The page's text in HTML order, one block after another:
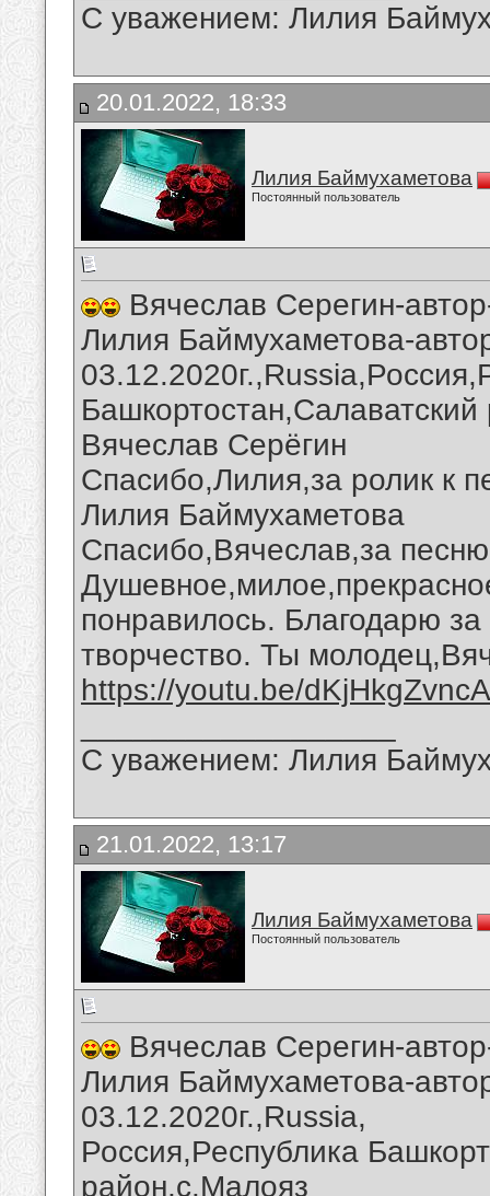
С уважением: Лилия
20.01.2022, 18:33
Лилия Баймухаметова
Постоянный пользователь
Вячеслав Серегин-
Лилия Баймухаметова-
Вячеслав Серёгин
Спасибо,Лилия,за ролик к
Лилия Баймухаметова
Спасибо,Вячеслав,за
понравилось. Благодарю
творчество. Ты
https://youtu.be/dKjHkgZvncA
С уважением: Лилия
21.01.2022, 13:17
Лилия Баймухаметова
Постоянный пользователь
Вячеслав Серегин-
Лилия Баймухаметова-
03.12.2020г.,Russia,
Россия,Республика
район,с.Малояз